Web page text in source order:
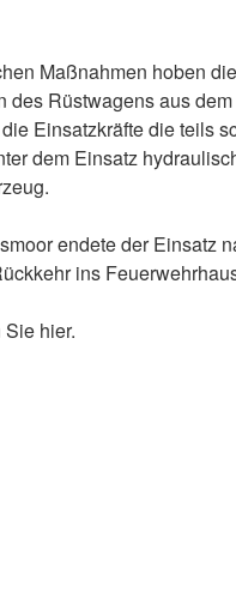
Maßnahmen hoben
Rüstwagens aus
Einsatzkräfte die teils
dem Einsatz
endete der Einsatz
ins
hier.